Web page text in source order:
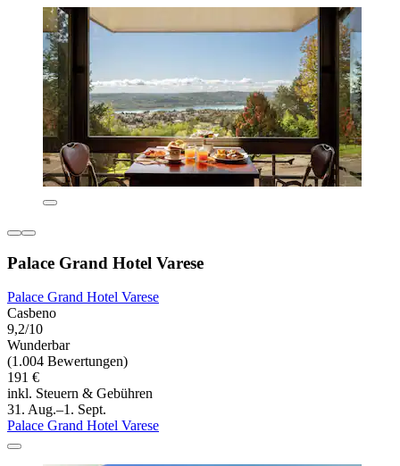
Palace Grand Hotel Varese
Palace Grand Hotel Varese
Casbeno
9,2/10
Wunderbar
(1.004 Bewertungen)
191 €
inkl. Steuern & Gebühren
31. Aug.–1. Sept.
Palace Grand Hotel Varese